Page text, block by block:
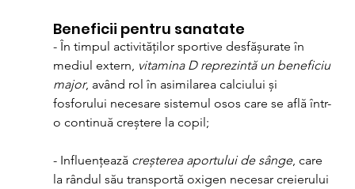
Beneficii pentru sanatate
- În timpul activităților sportive desfășurate în
mediul extern, vitamina D reprezintă un beneficiu
major, având rol în asimilarea calciului și
fosforului necesare sistemul osos care se află într-
o continuă creștere la copil;
- Influențează creșterea aportului de sânge, care
la rândul său transportă oxigen necesar creierului